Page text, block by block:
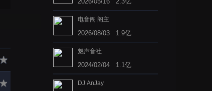
电音阁 阁主
2026/08/03 1.9亿
魅声音社
2024/02/04 1.1亿
DJ AnJay